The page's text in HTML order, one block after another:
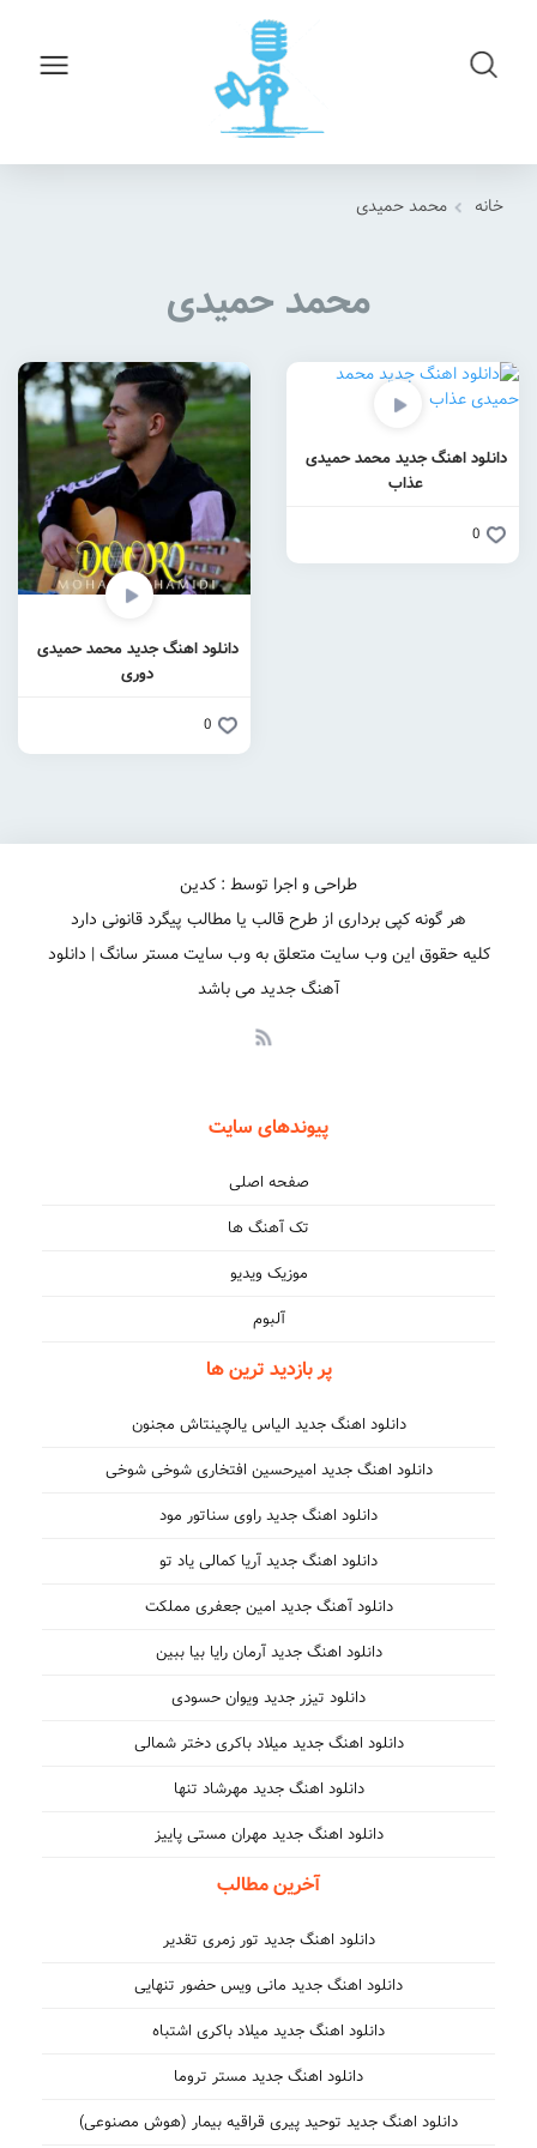
خانه محمد حمیدی
محمد حمیدی
دانلود اهنگ جدید محمد حمیدی
عذاب
0
دانلود اهنگ جدید محمد حمیدی
دوری
0
طراحی و اجرا توسط : کدین
هر گونه کپی برداری از طرح قالب یا مطالب پیگرد قانونی دارد
کلیه حقوق این وب سایت متعلق به وب سایت مستر سانگ | دانلود
آهنگ جدید می باشد
پیوندهای سایت
صفحه اصلی
تک آهنگ ها
موزیک ویدیو
آلبوم
پر بازدید ترین ها
دانلود اهنگ جدید الیاس یالچینتاش مجنون
دانلود اهنگ جدید امیرحسین افتخاری شوخی شوخی
دانلود اهنگ جدید راوی سناتور مود
دانلود اهنگ جدید آریا کمالی یاد تو
دانلود آهنگ جدید امین جعفری مملکت
دانلود اهنگ جدید آرمان رایا بیا ببین
دانلود تیزر جدید ویوان حسودی
دانلود اهنگ جدید میلاد باکری دختر شمالی
دانلود اهنگ جدید مهرشاد تنها
دانلود اهنگ جدید مهران مستی پاییز
آخرین مطالب
دانلود اهنگ جدید تور زمری تقدیر
دانلود اهنگ جدید مانی ویس حضور تنهایی
دانلود اهنگ جدید میلاد باکری اشتباه
دانلود اهنگ جدید مستر تروما
دانلود اهنگ جدید توحید پیری قراقیه بیمار (هوش مصنوعی)